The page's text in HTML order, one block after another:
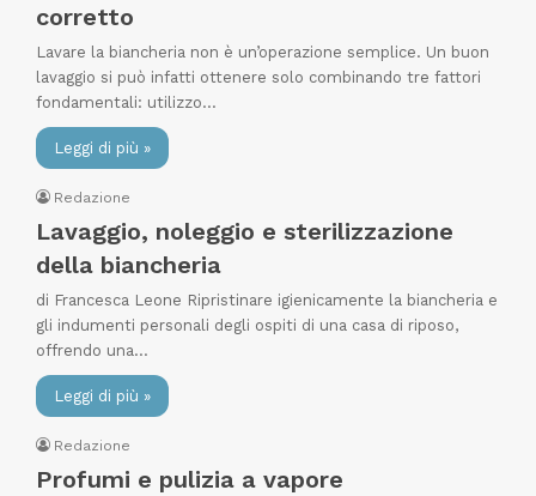
corretto
Lavare la biancheria non è un’operazione semplice. Un buon
lavaggio si può infatti ottenere solo combinando tre fattori
fondamentali: utilizzo…
Leggi di più »
Redazione
Lavaggio, noleggio e sterilizzazione
della biancheria
di Francesca Leone Ripristinare igienicamente la biancheria e
gli indumenti personali degli ospiti di una casa di riposo,
offrendo una…
Leggi di più »
Redazione
Profumi e pulizia a vapore